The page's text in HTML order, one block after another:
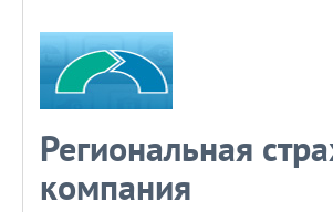
Региональная
компания